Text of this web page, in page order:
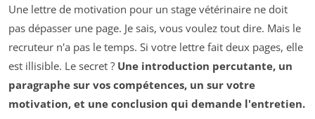
Une lettre de motivation pour un stage vétérinaire ne doit
pas dépasser une page. Je sais, vous voulez tout dire. Mais le
recruteur n'a pas le temps. Si votre lettre fait deux pages, elle
est illisible. Le secret ? Une introduction percutante, un
paragraphe sur vos compétences, un sur votre
motivation, et une conclusion qui demande l'entretien.